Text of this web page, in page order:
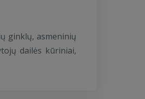
ginklų, asmeninių
dailės kūriniai,